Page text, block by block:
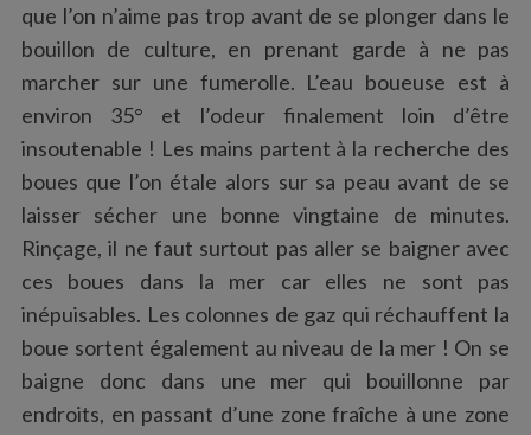
que l’on n’aime pas trop avant de se plonger dans le
bouillon de culture, en prenant garde à ne pas
marcher sur une fumerolle. L’eau boueuse est à
environ 35° et l’odeur finalement loin d’être
insoutenable ! Les mains partent à la recherche des
boues que l’on étale alors sur sa peau avant de se
laisser sécher une bonne vingtaine de minutes.
Rinçage, il ne faut surtout pas aller se baigner avec
ces boues dans la mer car elles ne sont pas
inépuisables. Les colonnes de gaz qui réchauffent la
boue sortent également au niveau de la mer ! On se
baigne donc dans une mer qui bouillonne par
endroits, en passant d’une zone fraîche à une zone